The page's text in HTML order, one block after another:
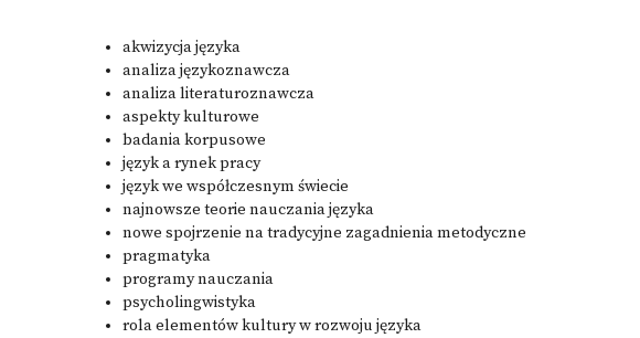
akwizycja języka
analiza językoznawcza
analiza literaturoznawcza
aspekty kulturowe
badania korpusowe
język a rynek pracy
język we współczesnym świecie
najnowsze teorie nauczania języka
nowe spojrzenie na tradycyjne zagadnienia metodyczne
pragmatyka
programy nauczania
psycholingwistyka
rola elementów kultury w rozwoju języka